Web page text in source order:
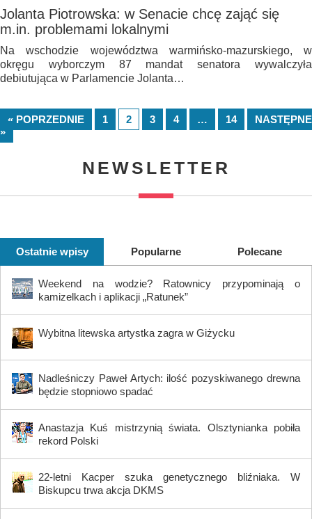
Jolanta Piotrowska: w Senacie chcę zająć się
m.in. problemami lokalnymi
Na wschodzie województwa warmińsko-mazurskiego, w
okręgu wyborczym 87 mandat senatora wywalczyła
debiutująca w Parlamencie Jolanta…
« POPRZEDNIE 1 2 3 4 … 14
NASTĘPNE
»
NEWSLETTER
Ostatnie wpisy Popularne Polecane
Weekend na wodzie? Ratownicy przypominają o
kamizelkach i aplikacji „Ratunek”
Wybitna litewska artystka zagra w Giżycku
Nadleśniczy Paweł Artych: ilość pozyskiwanego drewna
będzie stopniowo spadać
Anastazja Kuś mistrzynią świata. Olsztynianka pobiła
rekord Polski
22-letni Kacper szuka genetycznego bliźniaka. W
Biskupcu trwa akcja DKMS